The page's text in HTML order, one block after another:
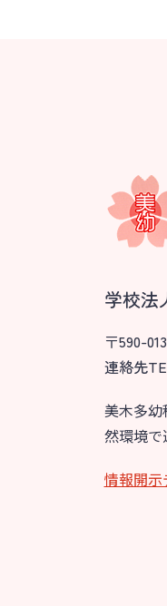
学校法
〒590-
連絡先
美木多
然環境で
情報開⽰